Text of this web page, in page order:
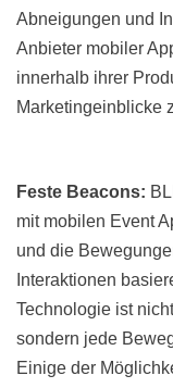
Abneigungen und
Anbieter mobiler
innerhalb ihrer
Marketingeinblicke
Feste Beacons:
mit mobilen Event
und die
Interaktionen
Technologie ist
sondern jede
Einige der